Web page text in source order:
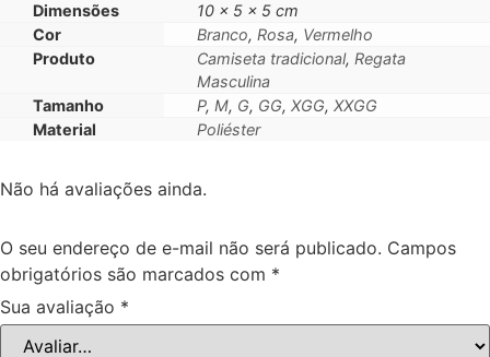
Dimensões
10 × 5 × 5 cm
Cor
Branco, Rosa, Vermelho
Produto
Camiseta tradicional, Regata
Masculina
Tamanho
P, M, G, GG, XGG, XXGG
Material
Poliéster
Não há avaliações ainda.
O seu endereço de e-mail não será publicado. Campos
obrigatórios são marcados com *
Sua avaliação *